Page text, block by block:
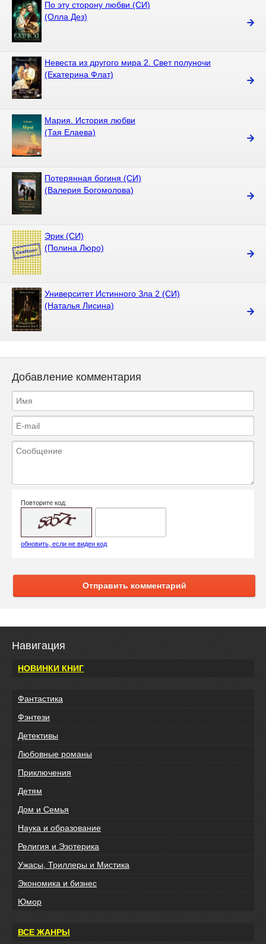
По эту сторону любви (СИ)
(Олла Дез)
Невеста из другого мира 2. Свет полуночи
(Екатерина Флат)
Мария. История любви
(Тая Елаева)
Потерянная богиня (СИ)
(Валерия Богомолова)
Эрик (СИ)
(Полина Люро)
Университет Истинного Зла 2 (СИ)
(Наталья Лисина)
Добавление комментария
Повторите код:
обновить, если не виден код
Отправить комментарий
Навигация
НОВИНКИ КНИГ
Фантастика
Фэнтези
Детективы
Любовные романы
Приключения
Детям
Дом и Семья
Наука и образование
Религия и Эзотерика
Ужасы, Триллеры и Мистика
Экономика и бизнес
Юмор
ВСЕ ЖАНРЫ